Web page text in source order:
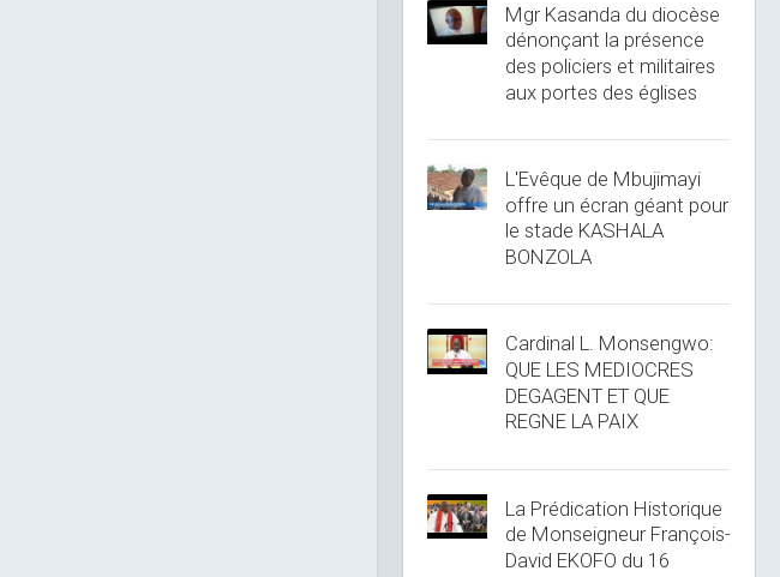
Mgr Kasanda du diocèse
dénonçant la présence
des policiers et militaires
aux portes des églises
L'Evêque de Mbujimayi
offre un écran géant pour
le stade KASHALA
BONZOLA
Cardinal L. Monsengwo:
QUE LES MEDIOCRES
DEGAGENT ET QUE
REGNE LA PAIX
La Prédication Historique
de Monseigneur François-
David EKOFO du 16